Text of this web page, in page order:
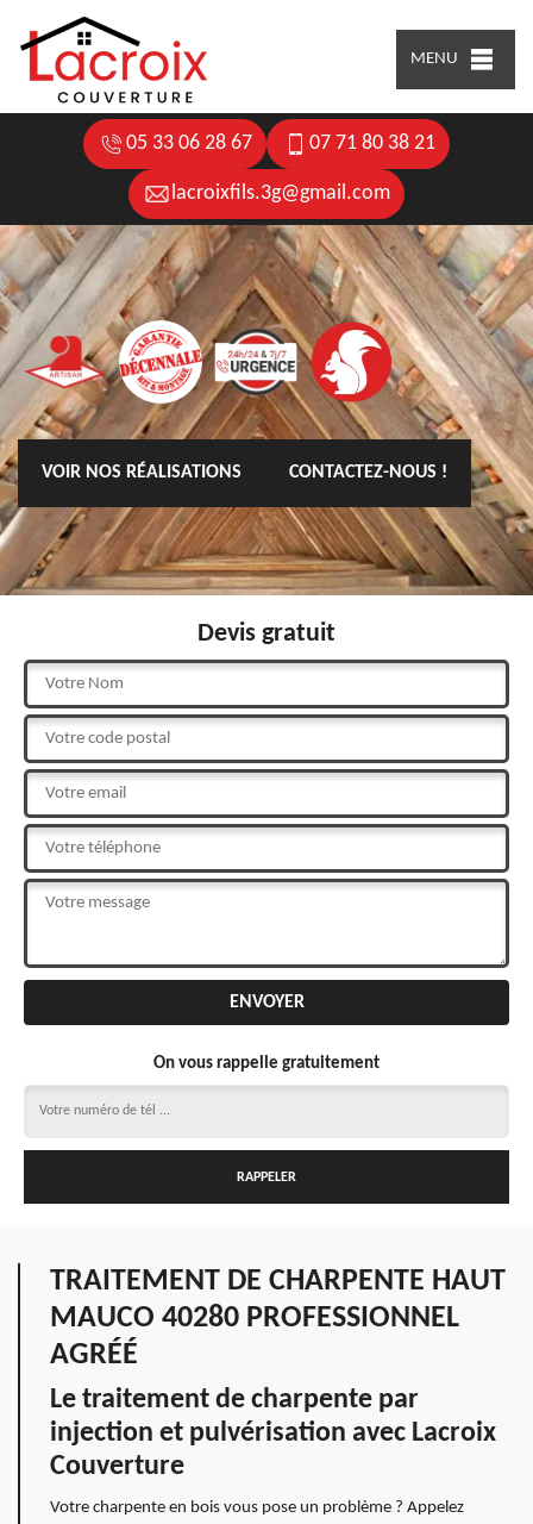
MENU
05 33 06 28 67 07 71 80 38 21
lacroixfils.3g@gmail.com
VOIR NOS RÉALISATIONS CONTACTEZ-NOUS !
Devis gratuit
On vous rappelle gratuitement
TRAITEMENT DE CHARPENTE HAUT
MAUCO 40280 PROFESSIONNEL
AGRÉÉ
Le traitement de charpente par
injection et pulvérisation avec Lacroix
Couverture
Votre charpente en bois vous pose un problème ? Appelez